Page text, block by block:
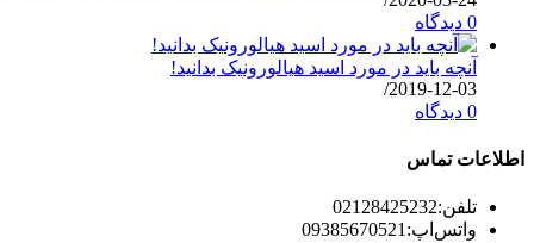
0 دیدگاه
آنچه باید در مورد اسید هیالورونیک بدانید!
2019-12-03
/
0 دیدگاه
اطلاعات تماس
تلفن:02128425232
واتس‌اپ: 09385670521